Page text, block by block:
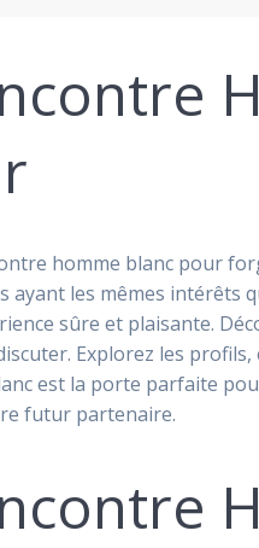
homme blanc pour
ayant les mêmes
sûre et plaisante.
Explorez les
est la porte parfaite
futur partenaire.